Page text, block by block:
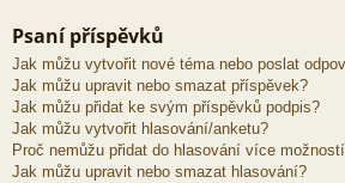
Psaní příspěvků
Jak můžu vytvořit nové téma nebo poslat
Jak můžu upravit nebo smazat příspěvek?
Jak můžu přidat ke svým příspěvků podpis?
Jak můžu vytvořit hlasování/anketu?
Proč nemůžu přidat do hlasování více
Jak můžu upravit nebo smazat hlasování?